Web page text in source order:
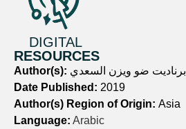
DIGITAL
RESOURCES
Author(s): برناديت ضو ويزن السعدي
Date Published: 2019
Author(s) Region of Origin: Asia
Language: Arabic